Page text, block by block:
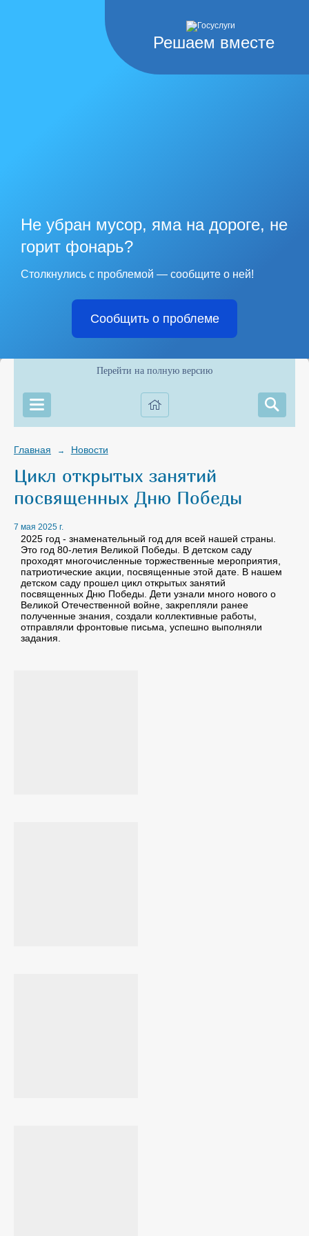
Решаем вместе
Не убран мусор, яма на дороге, не
горит фонарь?
Столкнулись с проблемой — сообщите о ней!
Сообщить о проблеме
Перейти на полную версию
Главная → Новости
Цикл открытых занятий
посвященных Дню Победы
7 мая 2025 г.
2025 год - знаменательный год для всей нашей страны.
Это год 80-летия Великой Победы. В детском саду
проходят многочисленные торжественные мероприятия,
патриотические акции, посвященные этой дате. В нашем
детском саду прошел цикл открытых занятий
посвященных Дню Победы. Дети узнали много нового о
Великой Отечественной войне, закрепляли ранее
полученные знания, создали коллективные работы,
отправляли фронтовые письма, успешно выполняли
задания.